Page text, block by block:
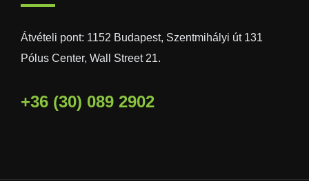
Átvételi pont: 1152 Budapest, Szentmihályi út 131
Pólus Center, Wall Street 21.
+36 (30) 089 2902